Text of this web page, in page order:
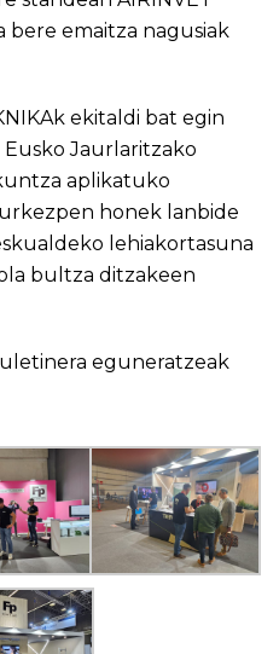
emaitza nagusiak
ekitaldi bat egin
Jaurlaritzako
aplikatuko
honek lanbide
lehiakortasuna
bultza ditzakeen
eguneratzeak